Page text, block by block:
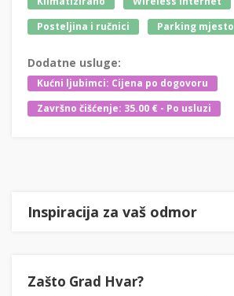
Posteljina i ručnici
Parking mjesto
Dodatne usluge:
Kućni ljubimci: Cijena po dogovoru
Završno čišćenje: 35.00 € - Po usluzi
Inspiracija za vaš odmor
Zašto Grad Hvar?